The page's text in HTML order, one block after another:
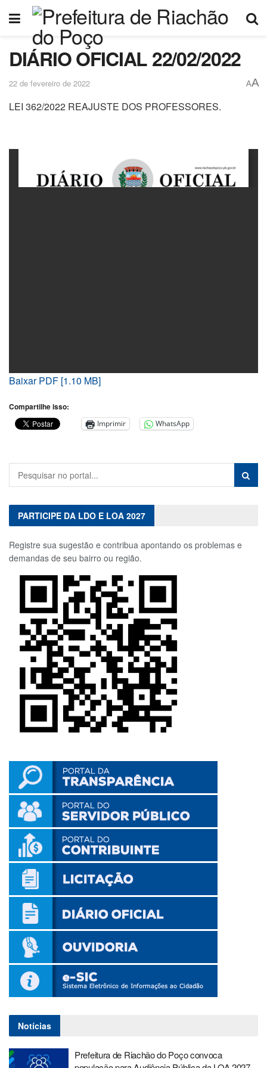
DIÁRIO OFICIAL 22/02/2022
22 de fevereiro de 2022 AA
LEI 362/2022 REAJUSTE DOS PROFESSORES.
Baixar PDF [1.10 MB]
Compartilhe isso:
Imprimir WhatsApp
PARTICIPE DA LDO E LOA 2027
Registre sua sugestão e contribua apontando os problemas e
demandas de seu bairro ou região.
Notícias
Prefeitura de Riachão do Poço convoca